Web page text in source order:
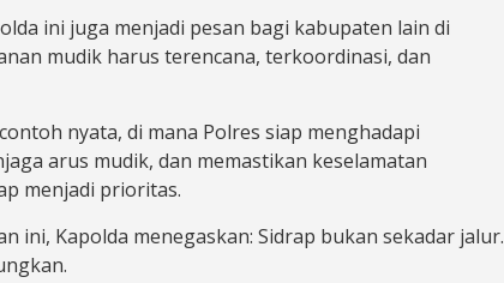
ini juga menjadi pesan bagi kabupaten lain di
mudik harus terencana, terkoordinasi, dan
nyata, di mana Polres siap menghadapi
arus mudik, dan memastikan keselamatan
menjadi prioritas.
ini, Kapolda menegaskan: Sidrap bukan sekadar jalur.